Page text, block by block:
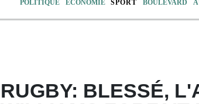
POLITIQUE ECONOMIE SPORT BOULEVARD
RUGBY: BLESSÉ,